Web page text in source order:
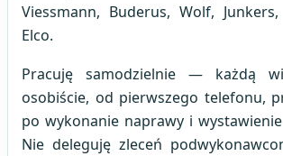
Viessmann, Buderus, Wolf,
Elco.
Pracuję samodzielnie — każdą
osobiście, od pierwszego telefonu,
po wykonanie naprawy i
Nie deleguję zleceń